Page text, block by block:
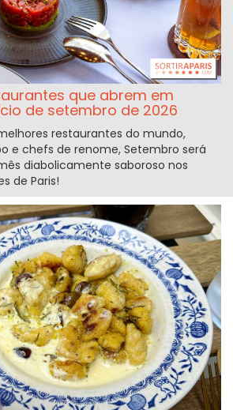
que abrem em
de setembro de 2026
restaurantes do mundo,
e chefs de renome, Setembro será
diabolicamente saboroso nos
de Paris!